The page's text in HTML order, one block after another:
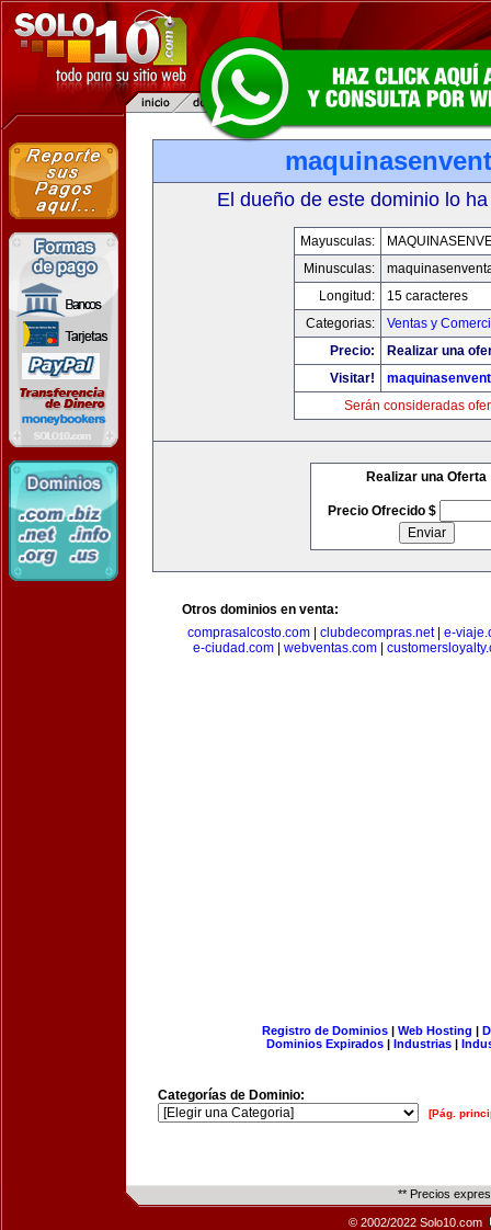
El dueño de este dominio lo
Mayusculas:
Minusculas:
Longitud:
15 caracteres
Categorias:
Ventas y
Precio:
Realizar una
Visitar!
Serán consideradas
Realizar una Oferta
Precio Ofrecido $
Otros dominios en venta:
comprasalcosto.com
clubdecompras.net| e-
e-ciudad.com| webventas.com|
Registro de Dominios| Web Hosting |
Dominios Expirados | Industrias |
Categorías de Dominio:
[Pág.
** Precios
© 2002/2022 Solo10.com